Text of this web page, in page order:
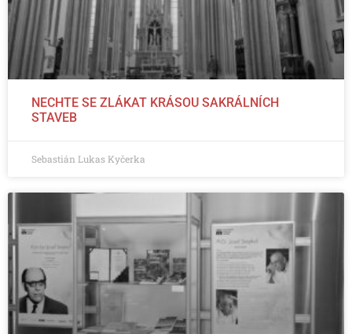
NECHTE SE ZLÁKAT KRÁSOU SAKRÁLNÍCH
STAVEB
Sebastián Lukas Kyčerka